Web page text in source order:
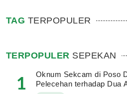
TAG TERPOPULER
TERPOPULER SEPEKAN
1
Oknum Sekcam di Poso
Pelecehan terhadap Dua